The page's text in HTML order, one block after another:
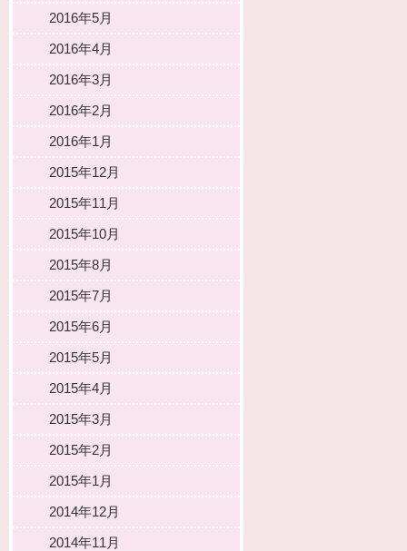
2016年5月
2016年4月
2016年3月
2016年2月
2016年1月
2015年12月
2015年11月
2015年10月
2015年8月
2015年7月
2015年6月
2015年5月
2015年4月
2015年3月
2015年2月
2015年1月
2014年12月
2014年11月